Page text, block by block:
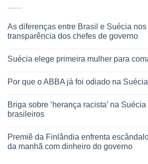
As diferenças entre Brasil e Suécia
transparência dos chefes de governo
Suécia elege primeira mulher para
Por que o ABBA já foi odiado na Suécia
Briga sobre ‘herança racista’ na
brasileiros
Premiê da Finlândia enfrenta
da manhã com dinheiro do governo